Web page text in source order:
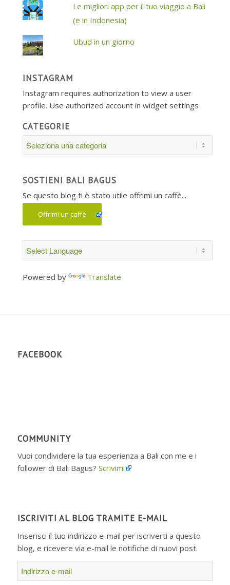
Le migliori app per il tuo viaggio a Bali
(e in Indonesia)
Ubud in un giorno
INSTAGRAM
Instagram requires authorization to view a user
profile. Use authorized account in widget settings
CATEGORIE
SOSTIENI BALI BAGUS
Se questo blog ti è stato utile offrimi un caffè...
Offrimi un caffè
Powered by Translate
FACEBOOK
COMMUNITY
Vuoi condividere la tua esperienza a Bali con me e i
follower di Bali Bagus? Scrivimi
ISCRIVITI AL BLOG TRAMITE E-MAIL
Inserisci il tuo indirizzo e-mail per iscriverti a questo
blog, e ricevere via e-mail le notifiche di nuovi post.